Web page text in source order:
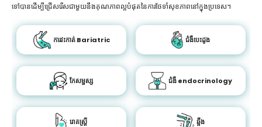
ទៅបានដើម្បីជ្រើសរើសជាមួយនឹងគុណភាពល្អបំផុតនៃការថែទាំសុខភាពនៅក្នុងប្រទេស។
ការវះកាត់ Bariatric ជំងឺបេះដូង
កែសម្ផស្ស ជំងឺ endocrinology
រោគស្ត្រី ឆ្អឹង